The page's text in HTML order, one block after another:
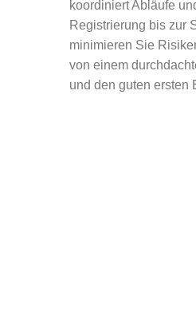
koordiniert Abläufe
Registrierung bis zur
minimieren Sie
von einem
und den guten ersten